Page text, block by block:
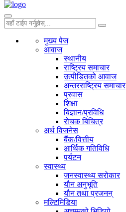
मुख्य पेज
आवाज
स्थानीय
राष्ट्रिय समाचार
उत्पीडितको आवाज
अन्तरराष्ट्रिय समाचार
प्रवास
शिक्षा
बिज्ञान/प्रविधि
रोचक बिचित्र
अर्थ विजनेस
बैंक/वित्तीय
आर्थिक गतिविधि
पर्यटन
स्वास्थ्य
जनस्वास्थ्य सरोकार
यौन अनुभूति
यौन तथा प्रजनन्
मल्टिमिडिया